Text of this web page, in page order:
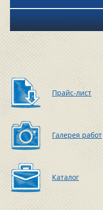
Прайс-лист
Галерея работ
Каталог